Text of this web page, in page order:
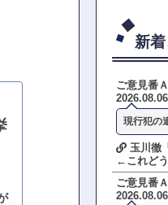
新
ご意見番Ａ
2026.08.06
現行犯の
玉川徹
←これど
ご意見番Ａ
2026.08.06